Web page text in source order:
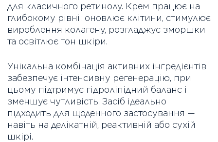
для класичного ретинолу. Крем працює на
глибокому рівні: оновлює клітини, стимулює
вироблення колагену, розгладжує зморшки
та освітлює тон шкіри.
Унікальна комбінація активних інгредієнтів
забезпечує інтенсивну регенерацію, при
цьому підтримує гідроліпідний баланс і
зменшує чутливість. Засіб ідеально
підходить для щоденного застосування —
навіть на делікатній, реактивній або сухій
шкірі.